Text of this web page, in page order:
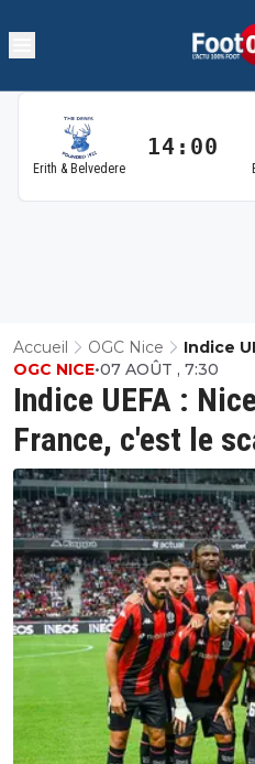
Erith & Belvedere
14:00
Accueil OGC Nice
Indice
C'est Le
Indice UEFA :
France, c'est le
OGC NICE•07 AOÛT , 7:30